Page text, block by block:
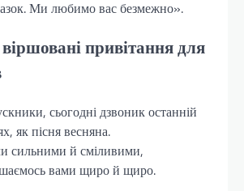
Ми любимо вас безмежно».
привітання для
сьогодні дзвоник останній
як пісня весняна.
сильними й сміливими,
вами щиро й щиро.